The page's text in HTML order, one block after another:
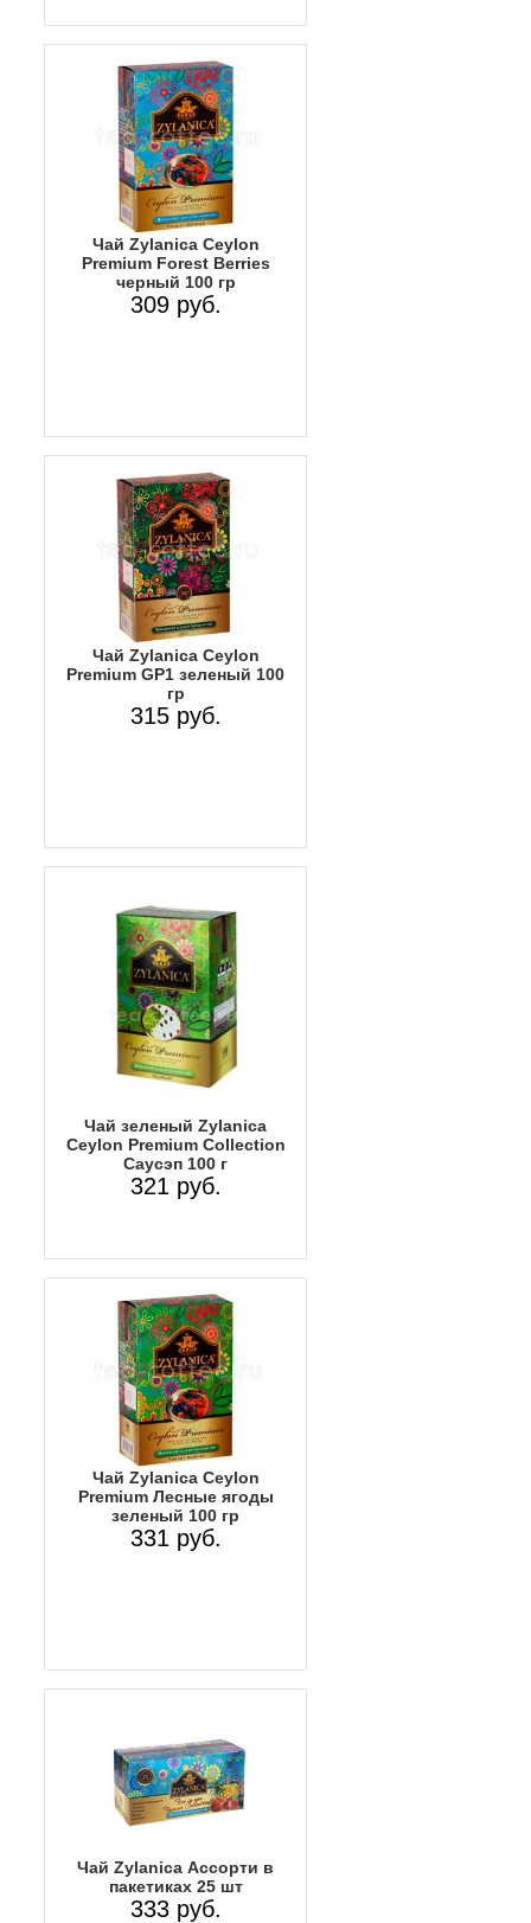
Чай Zylanica Ceylon
Premium Forest Berries
черный 100 гр
309 руб.
Чай Zylanica Ceylon
Premium GP1 зеленый 100
гр
315 руб.
Чай зеленый Zylanica
Ceylon Premium Collection
Саусэп 100 г
321 руб.
Чай Zylanica Ceylon
Premium Лесные ягоды
зеленый 100 гр
331 руб.
Чай Zylanica Ассорти в
пакетиках 25 шт
333 руб.